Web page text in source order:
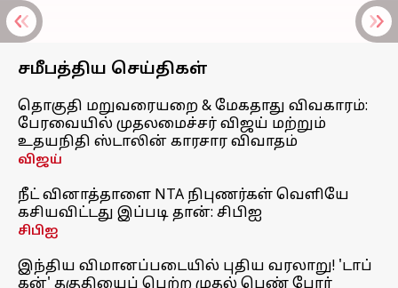
சமீபத்திய செய்திகள்
தொகுதி மறுவரையறை & மேகதாது விவகாரம்:
பேரவையில் முதலமைச்சர் விஜய் மற்றும்
உதயநிதி ஸ்டாலின் காரசார விவாதம்
விஜய்
நீட் வினாத்தாளை NTA நிபுணர்கள் வெளியே
கசியவிட்டது இப்படி தான்: சிபிஐ
சிபிஐ
இந்திய விமானப்படையில் புதிய வரலாறு! 'டாப்
கன்' தகுதியைப் பெற்ற முதல் பெண் போர்